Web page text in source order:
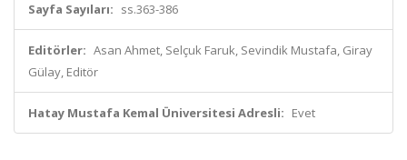
Sayfa Sayıları: ss.363-386
Editörler: Asan Ahmet, Selçuk Faruk, Sevindik Mustafa, Giray
Gülay, Editör
Hatay Mustafa Kemal Üniversitesi Adresli: Evet